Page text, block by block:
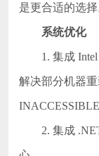
是更合适的选择
系统优化
1. 集成 Intel
解决部分机器
2. 集成 .NET